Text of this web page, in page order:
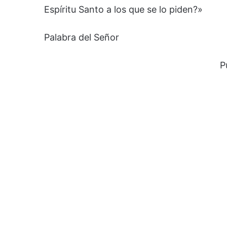
Espíritu Santo a los que se lo piden?»
Palabra del Señor